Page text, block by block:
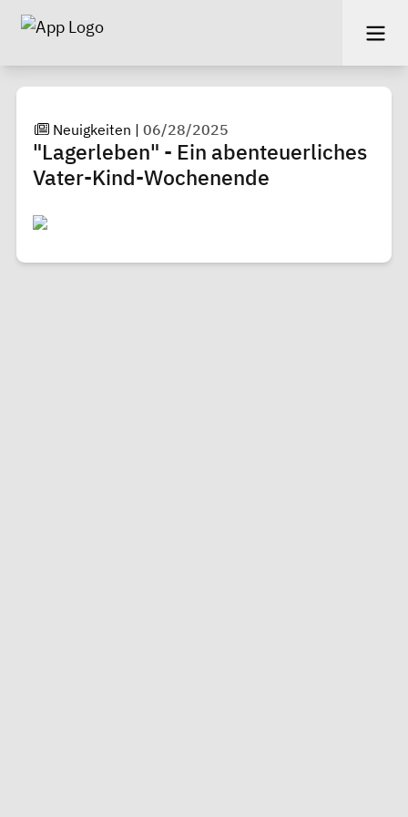
Neuigkeiten |06/28/2025
"Lagerleben" - Ein abenteuerliches
Vater-Kind-Wochenende